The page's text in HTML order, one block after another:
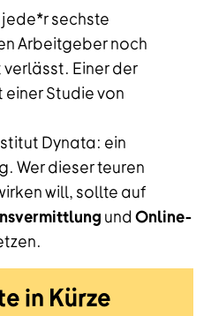
sechste
Arbeitgeber noch
Einer der
Studie von
Dynata: ein
Wer dieser teuren
will, sollte auf
undOnline-
in Kürze